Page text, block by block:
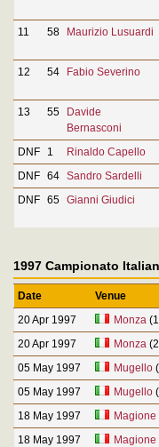
11
58 Maurizio Lusuardi
12 54 Fabio Severino
13
55
Davide
Bernasconi
DNF
1 Rinaldo Capello
DNF 64 Sandro Sardelli
DNF 65 Gianni Giudici
1997 Campionato
Date Venue
20 Apr 1997
Monza
20 Apr 1997
Monza
05 May 1997
Mugello
05 May 1997
Mugello
18 May 1997
Magione
18 May 1997
Magione